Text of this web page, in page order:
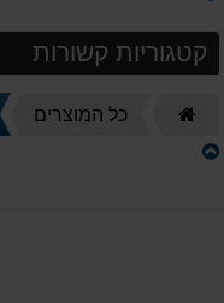
קטגוריות קשורות
כל המוצרים